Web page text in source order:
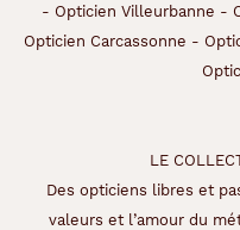
- Opticien Villeurbanne -
Opticien Carcassonne -
LE
Des opticiens libres et
valeurs et l’amour du